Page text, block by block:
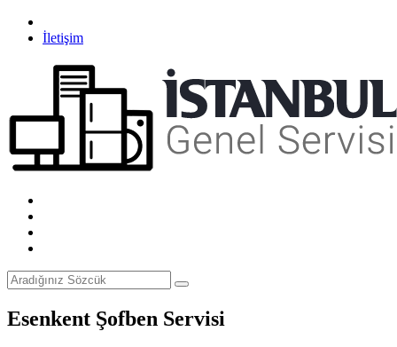
İletişim
Esenkent Şofben Servisi